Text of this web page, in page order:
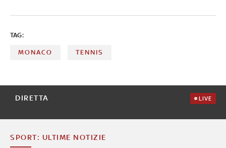
maggio 2026, con la vittoria a Roma, completa il Career
di Federica Villa
TAG:
MONACO TENNIS
DIRETTA LIVE
SPORT: ULTIME NOTIZIE